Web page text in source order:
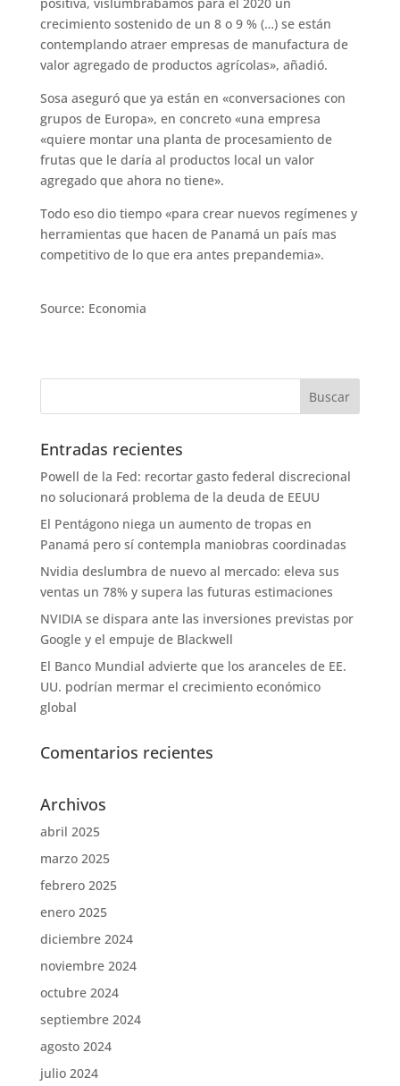
crecimiento sostenido de un 8 o 9 % (…) se están
contemplando atraer empresas de manufactura de
valor agregado de productos agrícolas», añadió.
Sosa aseguró que ya están en «conversaciones con
grupos de Europa», en concreto «una empresa
«quiere montar una planta de procesamiento de
frutas que le daría al productos local un valor
agregado que ahora no tiene».
Todo eso dio tiempo «para crear nuevos regímenes y
herramientas que hacen de Panamá un país mas
competitivo de lo que era antes prepandemia».
Source: Economia
Entradas recientes
Powell de la Fed: recortar gasto federal discrecional
no solucionará problema de la deuda de EEUU
El Pentágono niega un aumento de tropas en
Panamá pero sí contempla maniobras coordinadas
Nvidia deslumbra de nuevo al mercado: eleva sus
ventas un 78% y supera las futuras estimaciones
NVIDIA se dispara ante las inversiones previstas por
Google y el empuje de Blackwell
El Banco Mundial advierte que los aranceles de EE.
UU. podrían mermar el crecimiento económico
global
Comentarios recientes
Archivos
abril 2025
marzo 2025
febrero 2025
enero 2025
diciembre 2024
noviembre 2024
octubre 2024
septiembre 2024
agosto 2024
julio 2024